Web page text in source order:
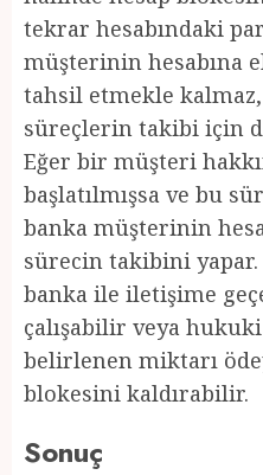
tekrar hesabındaki
müşterinin hesabına
tahsil etmekle kalmaz,
süreçlerin takibi için
Eğer bir müşteri
başlatılmışsa ve bu
banka müşterinin
sürecin takibini
banka ile iletişime
çalışabilir veya
belirlenen miktarı
blokesini kaldırabilir.
Sonuç